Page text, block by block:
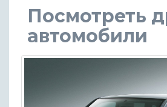
Посмотреть
автомобили